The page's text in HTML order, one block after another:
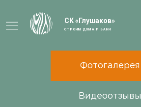
СК «Глушаков»
СТРОИМ ДОМА И БАНИ
Фотогалерея
Видеоотзывы